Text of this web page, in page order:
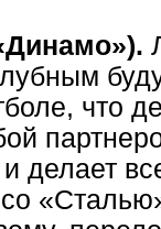
что
делает
со